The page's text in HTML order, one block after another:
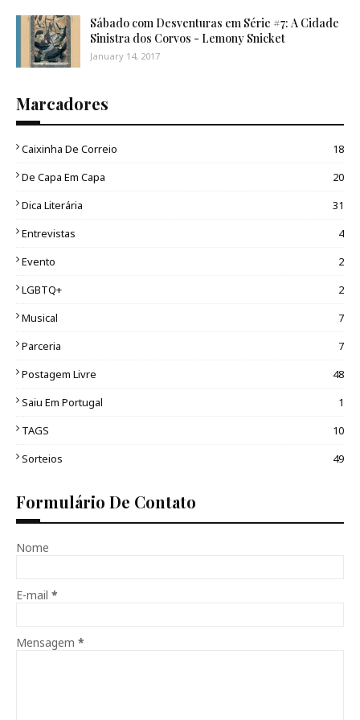
Sábado com Desventuras em Série #7: A Cidade
Sinistra dos Corvos - Lemony Snicket
January 14, 2017
Marcadores
Caixinha De Correio
18
De Capa Em Capa
20
Dica Literária
31
Entrevistas
4
Evento
2
LGBTQ+
2
Musical
7
Parceria
7
Postagem Livre
48
Saiu Em Portugal
1
TAGS
10
Sorteios
49
Formulário De Contato
Nome
E-mail *
Mensagem *